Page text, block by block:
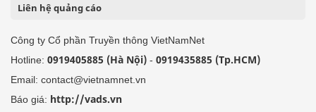
Liên hệ quảng cáo
Công ty Cổ phần Truyền thông VietNamNet
Hotline: 0919405885 (Hà Nội) - 0919435885 (Tp.HCM)
Email: contact@vietnamnet.vn
Báo giá: http://vads.vn